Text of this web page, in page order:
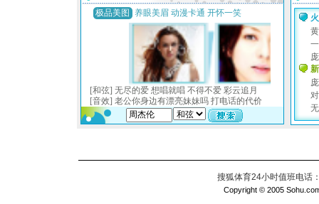
搜狐体育24小时值班电话
Copyright © 2005